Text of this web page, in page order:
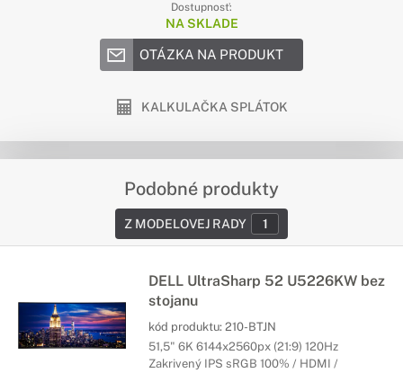
Dostupnosť:
NA SKLADE
OTÁZKA NA PRODUKT
KALKULAČKA SPLÁTOK
Podobné produkty
Z MODELOVEJ RADY 1
DELL UltraSharp 52 U5226KW bez
stojanu
kód produktu: 210-BTJN
51,5" 6K 6144x2560px (21:9) 120Hz
Zakrivený IPS sRGB 100% / HDMI /